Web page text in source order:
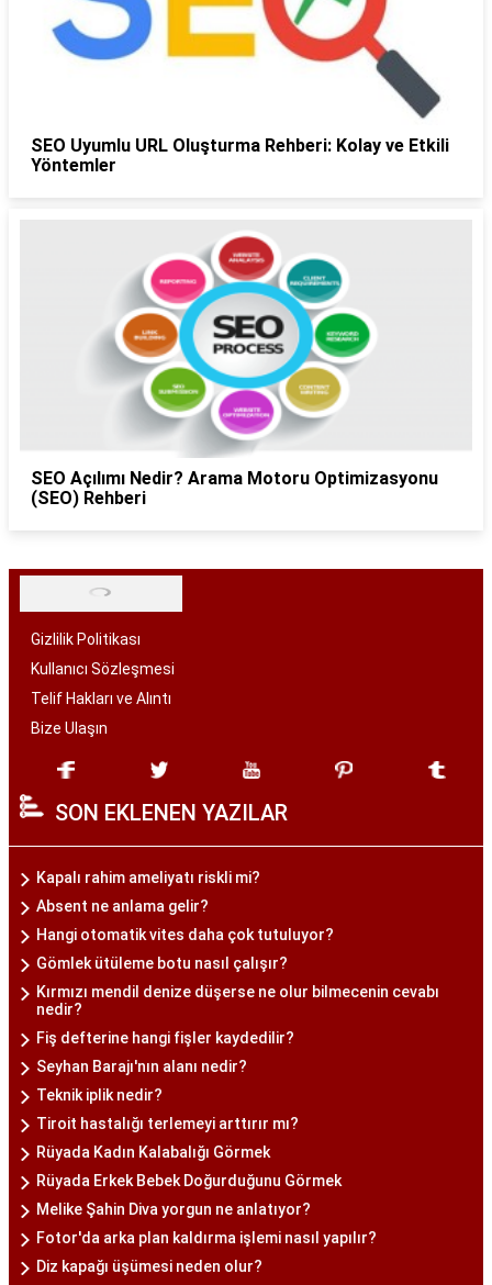
SEO Uyumlu URL Oluşturma Rehberi: Kolay ve Etkili
Yöntemler
SEO Açılımı Nedir? Arama Motoru Optimizasyonu
(SEO) Rehberi
Gizlilik Politikası
Kullanıcı Sözleşmesi
Telif Hakları ve Alıntı
Bize Ulaşın
SON EKLENEN YAZILAR
Kapalı rahim ameliyatı riskli mi?
Absent ne anlama gelir?
Hangi otomatik vites daha çok tutuluyor?
Gömlek ütüleme botu nasıl çalışır?
Kırmızı mendil denize düşerse ne olur bilmecenin cevabı
nedir?
Fiş defterine hangi fişler kaydedilir?
Seyhan Barajı'nın alanı nedir?
Teknik iplik nedir?
Tiroit hastalığı terlemeyi arttırır mı?
Rüyada Kadın Kalabalığı Görmek
Rüyada Erkek Bebek Doğurduğunu Görmek
Melike Şahin Diva yorgun ne anlatıyor?
Fotor'da arka plan kaldırma işlemi nasıl yapılır?
Diz kapağı üşümesi neden olur?